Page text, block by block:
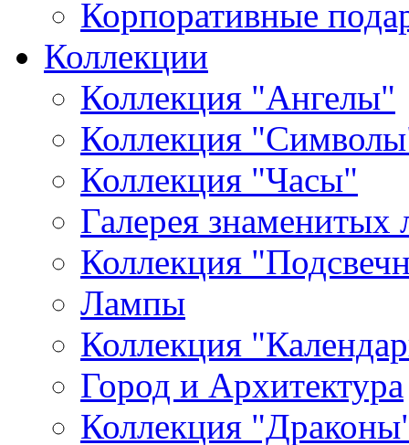
Корпоративные
Коллекции
Коллекция "Ангелы"
Коллекция
Коллекция "Часы"
Галерея знаменитых
Коллекция
Лампы
Коллекция
Город и Архитектура
Коллекция